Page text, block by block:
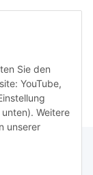
Sie den
YouTube,
Weitere
unserer